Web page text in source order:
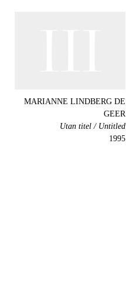
MARIANNE LINDBERG DE
GEER
Utan titel / Untitled
1995